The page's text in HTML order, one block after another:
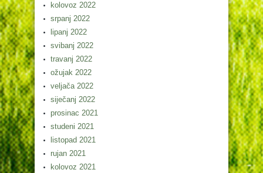
kolovoz 2022
srpanj 2022
lipanj 2022
svibanj 2022
travanj 2022
ožujak 2022
veljača 2022
siječanj 2022
prosinac 2021
studeni 2021
listopad 2021
rujan 2021
kolovoz 2021